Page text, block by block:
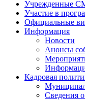
Учрежденные
Участие в
Официальные
Информация
Новости
Анонсы
Кадровая
Сведения